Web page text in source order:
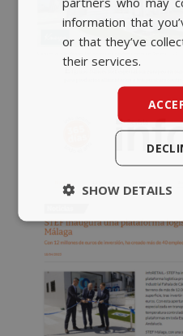
information that
or that they’ve
their services.
SHOW DETAILS